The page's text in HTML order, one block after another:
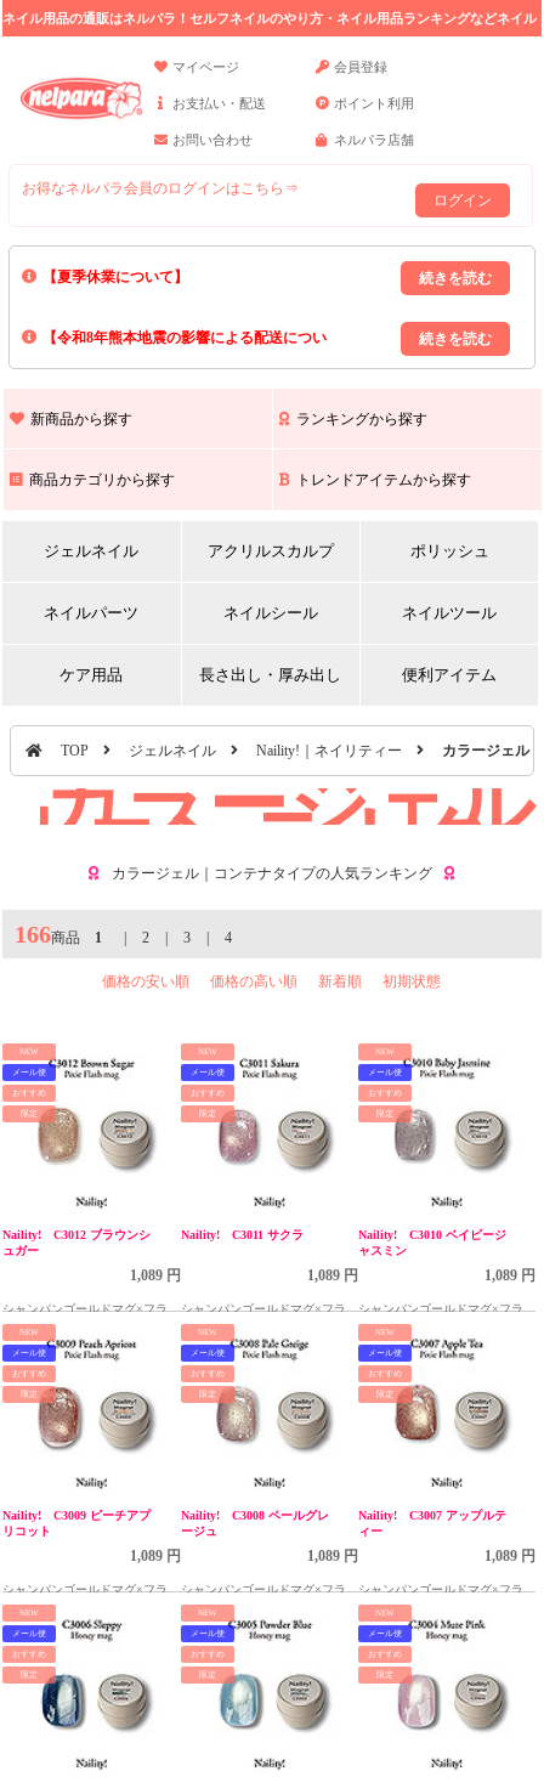
ネイル用品の通販はネルパラ！セルフネイルのやり方・ネイル用品ランキングなどネイル
マイページ
会員登録
お支払い・配送 ポイント利用
お問い合わせ ネルパラ店舗
お得なネルパラ会員のログインはこちら⇒
ログイン
【夏季休業について】
8/13(木)～8/16(日)の間｢出荷業務・お問い合わせ業務｣はお休みいたしま
上記期間中のご注文・お問い合わせは8/17(月)以降の対応となりますので
【令和8年熊本地震の影響による配送につい
また､ 九州全域でお荷物のお届けに遅延が生じております｡
新商品から探す ランキングから探す
商品カテゴリから探す トレンドアイテムから探す
ジェルネイル アクリルスカルプ ポリッシュ
ネイルパーツ ネイルシール ネイルツール
ケア用品 長さ出し・厚み出し 便利アイテム
TOP ジェルネイル Naility!｜ネイリティー カラージェル
カラージェル
｜コンテナタ
イプカラージェル｜コンテナタイプの人気ランキング
166商品 1 2 3 4
価格の安い順 価格の高い順 新着順 初期状態
NEW
メール便
おすすめ
限定
Naility! C3012 ブラウンシ
ュガー
1,089 円
シャンパンゴールドマグ×フラッ
シュラメ ピクシーシリーズ
NEW
メール便
おすすめ
限定
Naility! C3011 サクラ
1,089 円
シャンパンゴールドマグ×フラッ
シュラメ ピクシーシリーズ
NEW
メール便
おすすめ
限定
Naility! C3010 ベイビージ
ャスミン
1,089 円
シャンパンゴールドマグ×フラッ
シュラメ ピクシーシリーズ
NEW
メール便
おすすめ
限定
Naility! C3009 ピーチアプ
リコット
1,089 円
シャンパンゴールドマグ×フラッ
シュラメ ピクシーシリーズ
NEW
メール便
おすすめ
限定
Naility! C3008 ペールグレ
ージュ
1,089 円
シャンパンゴールドマグ×フラッ
シュラメ ピクシーシリーズ
NEW
メール便
おすすめ
限定
Naility! C3007 アップルテ
ィー
1,089 円
シャンパンゴールドマグ×フラッ
シュラメ ピクシーシリーズ
NEW
メール便
おすすめ
限定
NEW
メール便
おすすめ
限定
NEW
メール便
おすすめ
限定